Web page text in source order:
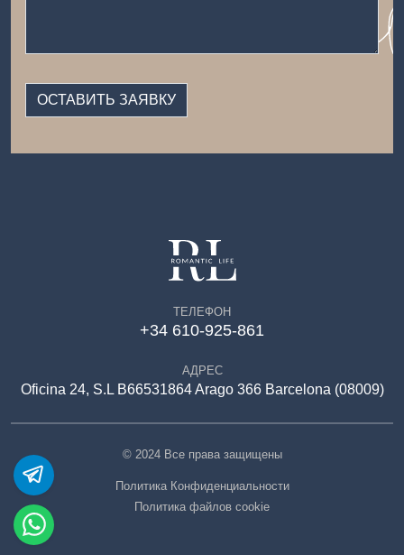
ТЕЛЕФОН
+34 610-925-861
АДРЕС
Oficina 24, S.L B66531864 Arago 366 Barcelona (08009)
© 2024 Все права защищены
Политика Конфиденциальности
Политика файлов cookie